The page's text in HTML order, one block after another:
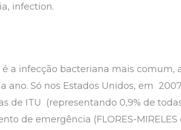
infection.
a infecção bacteriana mais comum,
ano. Só nos Estados Unidos, em
de ITU (representando 0,9% de
de emergência (FLORES-MIRELES